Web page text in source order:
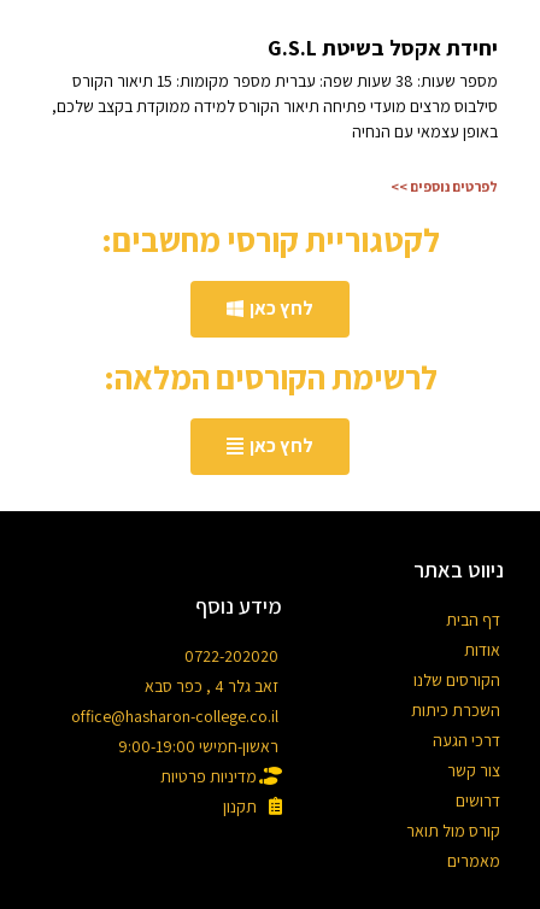
יחידת אקסל בשיטת G.S.L
מספר שעות: 38 שעות שפה: עברית מספר מקומות: 15 תיאור הקורס
סילבוס מרצים מועדי פתיחה תיאור הקורס למידה ממוקדת בקצב שלכם,
באופן עצמאי עם הנחיה
לפרטים נוספים >>
לקטגוריית קורסי מחשבים:
לחץ כאן
לרשימת הקורסים המלאה:
לחץ כאן
ניווט באתר
דף הבית
אודות
הקורסים שלנו
השכרת כיתות
דרכי הגעה
צור קשר
דרושים
קורס מול תואר
מאמרים
מידע נוסף
0722-202020
זאב גלר 4 , כפר סבא
office@hasharon-college.co.il
ראשון-חמישי 9:00-19:00
מדיניות פרטיות
תקנון